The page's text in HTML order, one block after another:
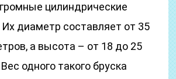
цилиндрические
Их диаметр составляет от 35
а высота – от 18 до 25
одного такого бруска